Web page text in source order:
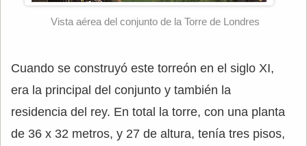
Vista aérea del conjunto de la Torre de Londres
Cuando se construyó este torreón en el siglo XI,
era la principal del conjunto y también la
residencia del rey. En total la torre, con una planta
de 36 x 32 metros, y 27 de altura, tenía tres pisos,